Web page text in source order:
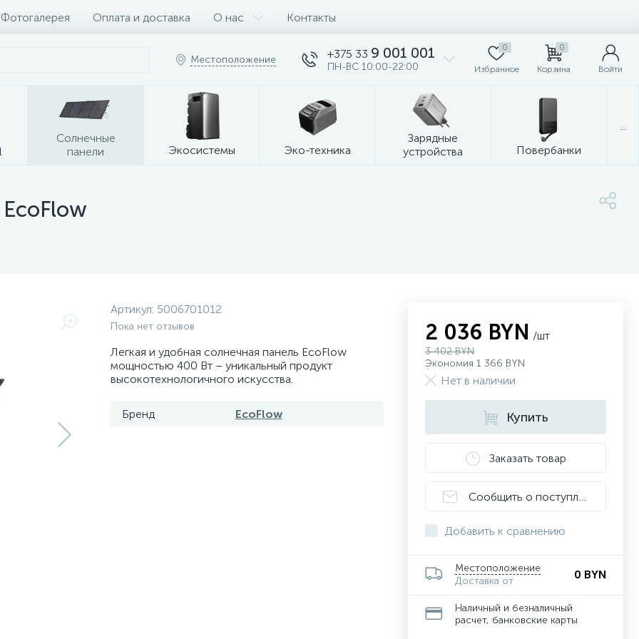
Фотогалерея Оплата и доставка О нас Контакты
Местоположение +375 33 9 001 001
ПН-ВС 10:00-22:00
0
Избранное
0
Корзина Войти
Солнечные
панели
Экосистемы Эко-техника
Зарядные
устройства
Повербанки
Артикул: 5006701012
Пока нет отзывов
Легкая и удобная солнечная панель EcoFlow
мощностью 400 Вт – уникальный продукт
высокотехнологичного искусства.
Бренд EcoFlow
2 036 BYN /шт
3 402 BYN
Экономия 1 366 BYN
Нет в наличии
Купить
Заказать товар
Сообщить о поступлении
Добавить к сравнению
Местоположение
Доставка от
0 BYN
Наличный и безналичный
расчет, банковские карты